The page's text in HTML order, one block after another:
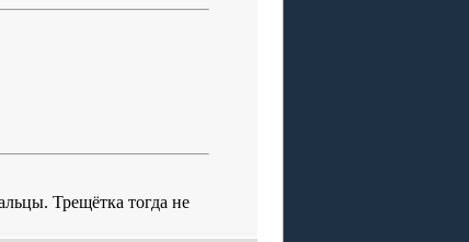
Трещётка тогда не